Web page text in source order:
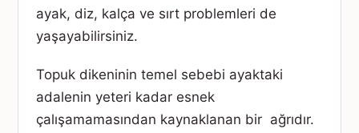
ayak, diz, kalça ve sırt problemleri de
yaşayabilirsiniz.
Topuk dikeninin temel sebebi ayaktaki
adalenin yeteri kadar esnek
çalışamamasından kaynaklanan bir ağrıdır.